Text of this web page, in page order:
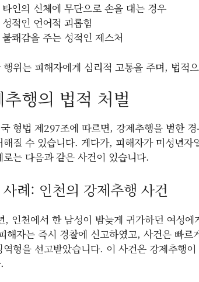
타인의 신체에 무단으로 손을 대는 경우
성적인 언어적 괴롭힘
불쾌감을 주는 성적인 제스처
행위는 피해자에게 심리적 고통을 주며, 법적
추행의 법적 처벌
형법 제297조에 따르면, 강제추행을 범한
해질 수 있습니다. 게다가, 피해자가 미성년
로는 다음과 같은 사건이 있습니다.
례: 인천의 강제추행 사건
, 인천에서 한 남성이 밤늦게 귀가하던 여성
해자는 즉시 경찰에 신고하였고, 사건은 빠
역형을 선고받았습니다. 이 사건은 강제추행